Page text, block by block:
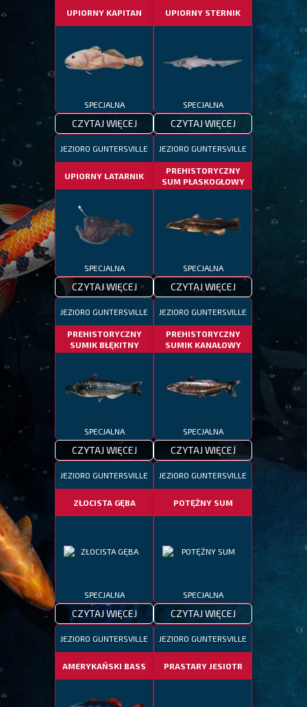
UPIORNY KAPITAN
SPECJALNA
CZYTAJ WIĘCEJ
UPIORNY STERNIK
SPECJALNA
CZYTAJ WIĘCEJ
JEZIORO GUNTERSVILLE
UPIORNY LATARNIK
SPECJALNA
CZYTAJ WIĘCEJ
JEZIORO GUNTERSVILLE
PREHISTORYCZNY
SUM PŁASKOGŁOWY
SPECJALNA
CZYTAJ WIĘCEJ
JEZIORO GUNTERSVILLE
PREHISTORYCZNY
SUMIK BŁĘKITNY
SPECJALNA
CZYTAJ WIĘCEJ
JEZIORO GUNTERSVILLE
PREHISTORYCZNY
SUMIK KANAŁOWY
SPECJALNA
CZYTAJ WIĘCEJ
JEZIORO GUNTERSVILLE
ZŁOCISTA GĘBA
SPECJALNA
CZYTAJ WIĘCEJ
JEZIORO GUNTERSVILLE
POTĘŻNY SUM
SPECJALNA
CZYTAJ WIĘCEJ
JEZIORO GUNTERSVILLE
AMERYKAŃSKI BASS
JEZIORO GUNTERSVILLE
PRASTARY JESIOTR